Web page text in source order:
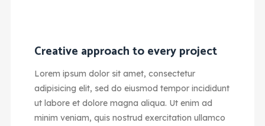
Creative approach to every project
Lorem ipsum dolor sit amet, consectetur
adipisicing elit, sed do eiusmod tempor incididunt
ut labore et dolore magna aliqua. Ut enim ad
minim veniam, quis nostrud exercitation ullamco